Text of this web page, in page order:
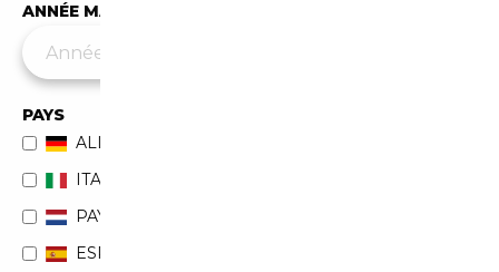
ANNÉE MAX
PAYS
ALLEMAGNE
ITALIE
PAYS-BAS
ESPAGNE